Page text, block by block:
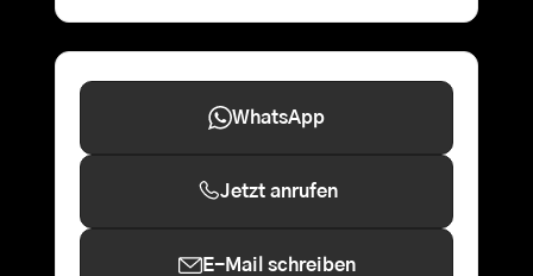
WhatsApp
Jetzt anrufen
E-Mail schreiben